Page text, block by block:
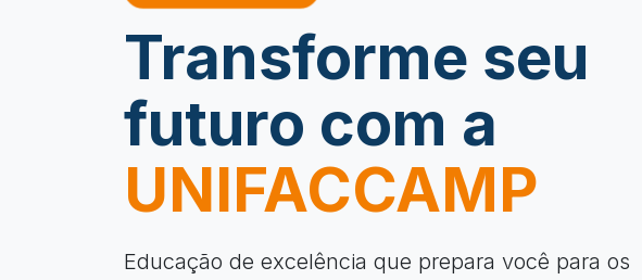
Transforme seu
futuro com a
UNIFACCAMP
Educação de excelência que prepara você para os